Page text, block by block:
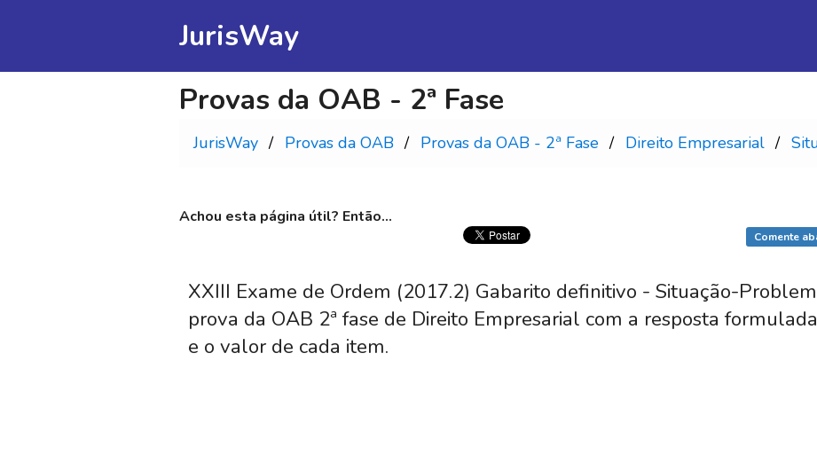
JurisWay
Provas da OAB - 2ª Fase
JurisWay Provas da OAB Provas da OAB - 2ª Fase Direito Empresarial
Achou esta página útil? Então...
Comente
XXIII Exame de Ordem (2017.2) Gabarito definitivo - Situação-
prova da OAB 2ª fase de Direito Empresarial com a resposta
e o valor de cada item.